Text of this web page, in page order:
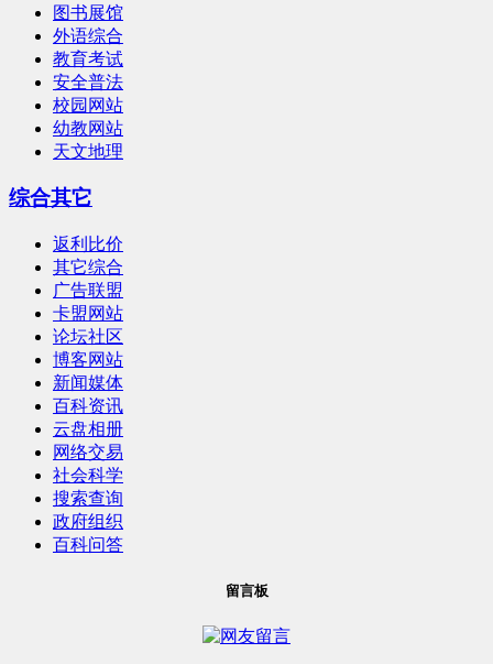
图书展馆
外语综合
教育考试
安全普法
校园网站
幼教网站
天文地理
综合其它
返利比价
其它综合
广告联盟
卡盟网站
论坛社区
博客网站
新闻媒体
百科资讯
云盘相册
网络交易
社会科学
搜索查询
政府组织
百科问答
留言板